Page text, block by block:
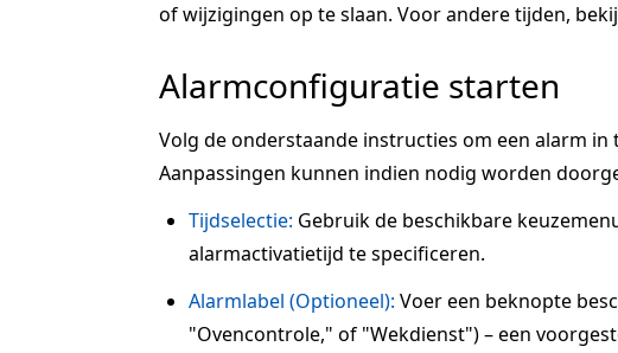
of wijzigingen op te slaan. Voor andere tijden,
Alarmconfiguratie starten
Volg de onderstaande instructies om een alarm
Aanpassingen kunnen indien nodig worden
Tijdselectie: Gebruik de beschikbare
alarmactivatietijd te specificeren.
Alarmlabel (Optioneel): Voer een beknopte
"Ovencontrole," of "Wekdienst") – een